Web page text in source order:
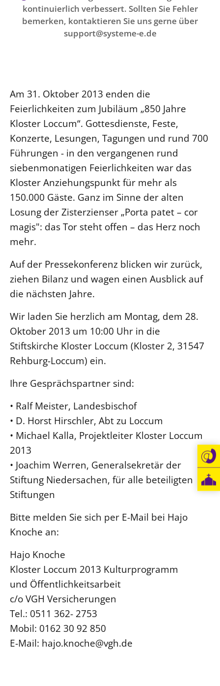
kontinuierlich verbessert. Sollten Sie Fehler
bemerken, kontaktieren Sie uns gerne über
support@systeme-e.de
Am 31. Oktober 2013 enden die
Feierlichkeiten zum Jubiläum „850 Jahre
Kloster Loccum“. Gottesdienste, Feste,
Konzerte, Lesungen, Tagungen und rund 700
Führungen - in den vergangenen rund
siebenmonatigen Feierlichkeiten war das
Kloster Anziehungspunkt für mehr als
150.000 Gäste. Ganz im Sinne der alten
Losung der Zisterzienser „Porta patet – cor
magis": das Tor steht offen – das Herz noch
mehr.
Auf der Pressekonferenz blicken wir zurück,
ziehen Bilanz und wagen einen Ausblick auf
die nächsten Jahre.
Wir laden Sie herzlich am Montag, dem 28.
Oktober 2013 um 10:00 Uhr in die
Stiftskirche Kloster Loccum (Kloster 2, 31547
Rehburg-Loccum) ein.
Ihre Gesprächspartner sind:
• Ralf Meister, Landesbischof
• D. Horst Hirschler, Abt zu Loccum
• Michael Kalla, Projektleiter Kloster Loccum
2013
• Joachim Werren, Generalsekretär der
Stiftung Niedersachen, für alle beteiligten
Stiftungen
Bitte melden Sie sich per E-Mail bei Hajo
Knoche an:
Hajo Knoche
Kloster Loccum 2013 Kulturprogramm
und Öffentlichkeitsarbeit
c/o VGH Versicherungen
Tel.: 0511 362- 2753
Mobil: 0162 30 92 850
E-Mail: hajo.knoche@vgh.de
Kirche und Finanzen
Personalausschuss
Kollegium
Abteilungen des Landeskirchenamts
Rechnungsprüfungsamt
Fachstelle Sexualisierte Gewalt
Beschwerdestellen
Kirchenämter
Gleichstellung
Datenschutz
Geschäftsstelle Landessynode
LANDESSYNODE
Kontakt
Hintergrund
MITARBEIT
Ehrenamt
Beruf
Freie Stellen
BIBLIOTHEK & ARCHIV
SERVICE
Älterwerden im Pfarrberuf
Beteiligungsverfahren
Beschwerdestellen
Ephoralbüro
Finanzplanung
Fundraising
IT-Service
Corporate Design
Interventionsplan
Jahresgespräche
Kantine Speiseplan
Kirchliches Amtsblatt
Kirchliche Verwaltung
Klimaschutzgesetz
Kunstreferat
Evangelische Kirche
Lutherische Kirche
Religionen
Gegen Gewalt
KLIMASCHUTZ
Naturschutz
Impressum
Datenschutz
Freie Stellen
Service für Gemeinden
Suche